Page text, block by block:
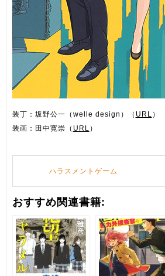
装丁：坂野公一（welle design）（ URL ）
装画：田中寛崇（ URL ）
ハラスメントゲーム
おすすめ関連書籍: